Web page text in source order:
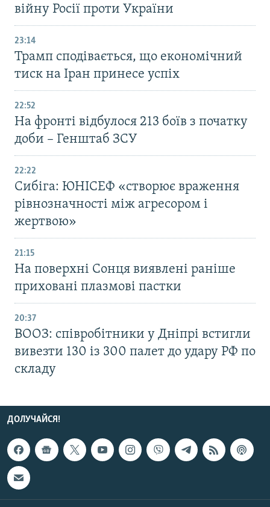
війну Росії проти України
23:14
Трамп сподівається, що економічний
тиск на Іран принесе успіх
22:52
На фронті відбулося 213 боїв з початку
доби – Генштаб ЗСУ
22:22
Сибіга: ЮНІСЕФ «створює враження
рівнозначності між агресором і
жертвою»
21:15
На поверхні Сонця виявлені раніше
приховані плазмові пастки
20:37
ВООЗ: співробітники у Дніпрі встигли
вивезти 130 із 300 палет до удару РФ по
складу
ДОЛУЧАЙСЯ!